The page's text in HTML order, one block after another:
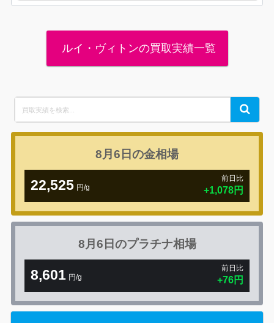
ルイ・ヴィトンの買取実績一覧
for:
Search
8月6日の金相場
22,525 円/g
前日比
+1,078円
8月6日のプラチナ相場
8,601 円/g
前日比
+76円